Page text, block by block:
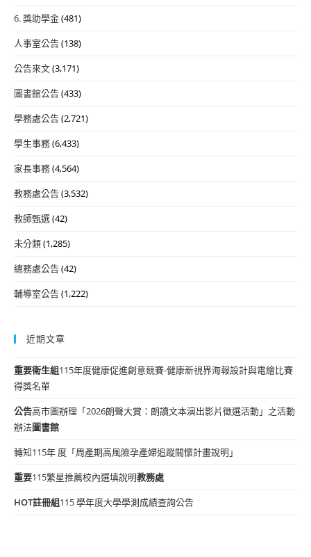
6. 獎助學金(481)
人事室公告(138)
公告來文(3,171)
圖書館公告(433)
學務處公告(2,721)
學生事務(6,433)
家長事務(4,564)
教務處公告(3,532)
教師甄選(42)
未分類(1,285)
總務處公告(42)
輔導室公告(1,222)
近期文章
重要衛生組115年度健康促進創意競賽-健康新視界海報設計與電繪比賽
得獎名單
公告高市圖辦理「2026朗聲大賞：朗讀文本演出影片徵選活動」之活動
辦法圖書館
轉知115年 度「周產期高風險孕產婦追蹤關懷計畫說明」
重要115繁星推薦校內選填說明教務處
HOT註冊組115 學年度大學學測成績查詢公告